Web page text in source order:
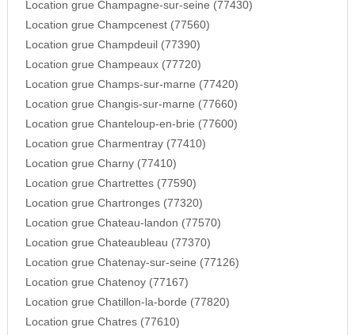
Location grue Champagne-sur-seine (77430)
Location grue Champcenest (77560)
Location grue Champdeuil (77390)
Location grue Champeaux (77720)
Location grue Champs-sur-marne (77420)
Location grue Changis-sur-marne (77660)
Location grue Chanteloup-en-brie (77600)
Location grue Charmentray (77410)
Location grue Charny (77410)
Location grue Chartrettes (77590)
Location grue Chartronges (77320)
Location grue Chateau-landon (77570)
Location grue Chateaubleau (77370)
Location grue Chatenay-sur-seine (77126)
Location grue Chatenoy (77167)
Location grue Chatillon-la-borde (77820)
Location grue Chatres (77610)